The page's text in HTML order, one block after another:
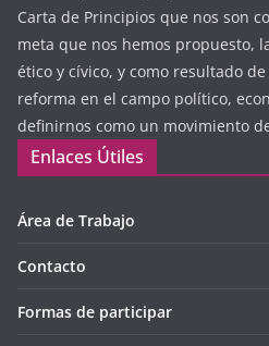
Carta de Principios que nos son
meta que nos hemos propuesto,
ético y cívico, y como resultado
reforma en el campo político,
definirnos como un movimiento
Enlaces Útiles
Área de Trabajo
Contacto
Formas de participar